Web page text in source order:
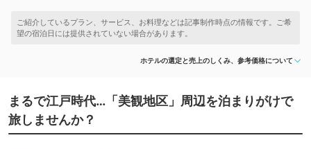
ホテルの選定と売上のしくみ、参考価格について
まるで江戸時代…「美観地区」周辺を泊まりがけで
旅しませんか？